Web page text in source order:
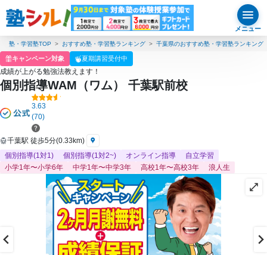
メニュー
塾・学習塾TOP おすすめ塾・学習塾ランキング 千葉県のおすすめ塾・学習塾ランキング
キャンペーン対象 夏期講習受付中
成績が上がる勉強法教えます！
個別指導WAM（ワム） 千葉駅前校
3.63
(70)
千葉駅 徒歩5分(0.33km)
個別指導(1対1)
個別指導(1対2~) オンライン指導
自立学習
小学1年〜小学6年
中学1年〜中学3年 高校1年〜高校3年 浪人生